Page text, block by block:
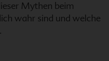
Mythen beim
wahr sind und welche